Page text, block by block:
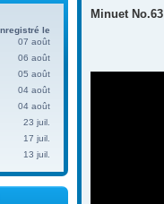
Minuet No.63
le
07 août
06 août
05 août
04 août
04 août
23 juil.
17 juil.
13 juil.